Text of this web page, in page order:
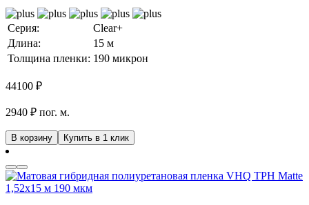
Серия:
Clear+
Длина:
15 м
Толщина пленки: 190 микрон
44100 ₽
2940 ₽ пог. м.
В корзину Купить в 1 клик